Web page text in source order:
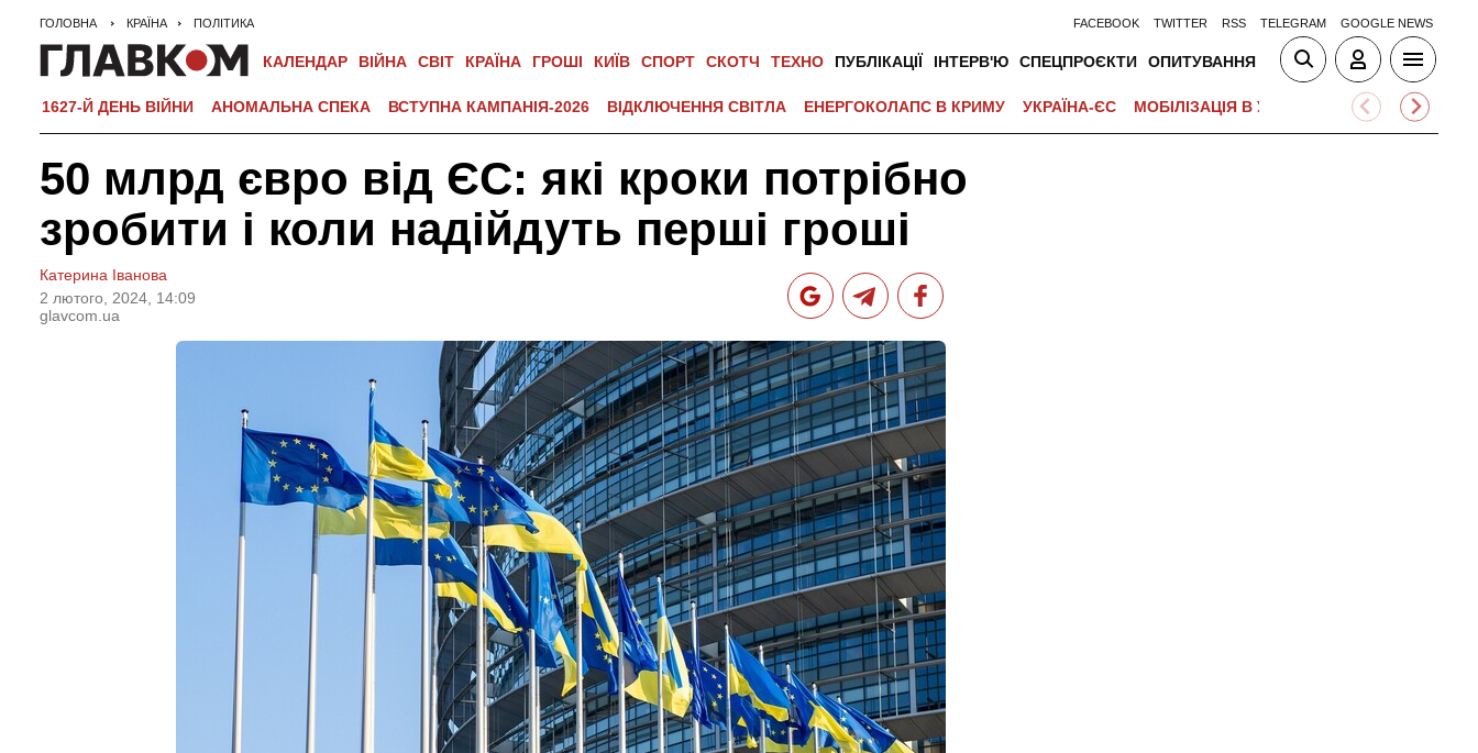
ГОЛОВНА КРАЇНА ПОЛІТИКА FACEBOOK TWITTER RSS TELEGRAM GOOGLE NEWS
КАЛЕНДАР ВІЙНА СВІТ КРАЇНА ГРОШІ КИЇВ СПОРТ СКОТЧ ТЕХНО ПУБЛІКАЦІЇ ІНТЕРВ'Ю СПЕЦПРОЄКТИ ОПИТУВАННЯ
1627-Й ДЕНЬ ВІЙНИ АНОМАЛЬНА СПЕКА ВСТУПНА КАМПАНІЯ-2026 ВІДКЛЮЧЕННЯ СВІТЛА ЕНЕРГОКОЛАПС В КРИМУ УКРАЇНА-ЄС МОБІЛІЗАЦІЯ В УКРАЇНІ ВІЙНА НА
50 млрд євро від ЄС: які кроки потрібно
зробити і коли надійдуть перші гроші
Катерина Іванова
2 лютого, 2024, 14:09
glavcom.ua